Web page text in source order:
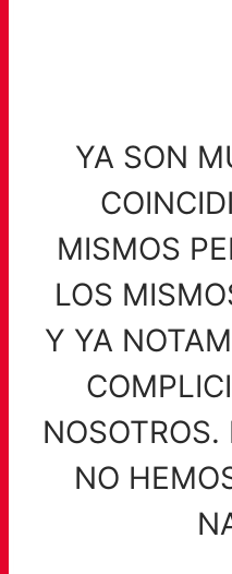
YA SON
MISMOS
LOS
Y YA
NO